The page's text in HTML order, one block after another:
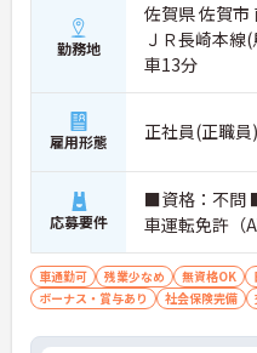
勤務地
佐賀県 佐賀
ＪＲ長崎本線
車13分
雇用形態 正社員(正職員)
応募要件
■資格：不問
車運転免許（
車通勤可 残業少なめ 無資格OK
ボーナス・賞与あり
社会保険完備